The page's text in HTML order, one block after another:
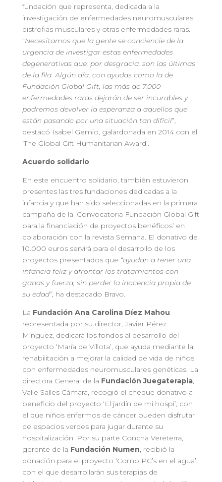
fundación que representa, dedicada a la
investigación de enfermedades neuromusculares,
distrofias musculares y otras enfermedades raras.
“Necesitamos que la gente se conciencie de la
urgencia de investigar estas enfermedades
degenerativas que, por desgracia, son las últimas
de la fila. Algún día, con ayudas como la de
Fundación Global Gift, las más de 7.000
enfermedades raras dejarán de ser incurables y
podremos devolver la esperanza a aquellos que
están pasando por una situación tan difícil”,
destacó Isabel Gemio, galardonada en 2014 con el
‘The Global Gift Humanitarian Award’.
Acuerdo solidario
En este encuentro solidario, también estuvieron
presentes las tres fundaciones dedicadas a la
infancia y que han sido seleccionadas en la primera
campaña de la ‘Convocatoria Fundación Global Gift
para la financiación de proyectos benéficos’ en
colaboración con la revista Semana. El donativo de
10.000 euros servirá para el desarrollo de los
proyectos presentados que “ayudan a tener una
infancia feliz y afrontar los tratamientos con
ganas y fuerza, sin perder la inocencia propia de
su edad”, ha destacado Bravo.
La Fundación Ana Carolina Díez Mahou
representada por su director, Javier Pérez
Mínguez, dedicará los fondos al desarrollo del
proyecto ‘María de Villota’, que ayuda mediante la
rehabilitación a mejorar la calidad de vida de niños
con enfermedades neuromusculares genéticas. La
directora General de la Fundación Juegaterapia,
Valle Salles Cámara, recogió el cheque donativo a
beneficio del proyecto ‘El jardín de mi hospi’, con
el que niños enfermos de cáncer pueden disfrutar
de espacios verdes para jugar durante su
hospitalización. Por su parte Concha Vereterra,
gerente de la Fundación Numen, recibió la
donación para el proyecto ‘Como PC’s en el agua’,
con el que desarrollarán sus terapias de